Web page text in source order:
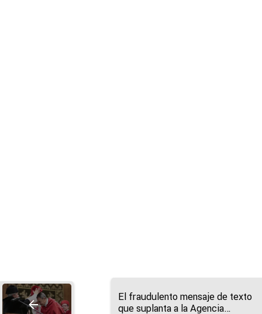
El fraudulento mensaje de texto
que suplanta a la Agencia